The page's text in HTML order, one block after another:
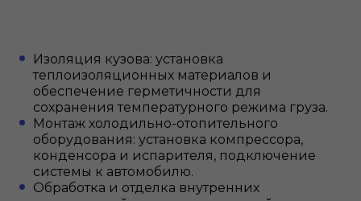
Изоляция кузова: установка
теплоизоляционных материалов и
обеспечение герметичности для
сохранения температурного режима груза.
Монтаж холодильно-отопительного
оборудования: установка компрессора,
конденсора и испарителя, подключение
системы к автомобилю.
Обработка и отделка внутренних